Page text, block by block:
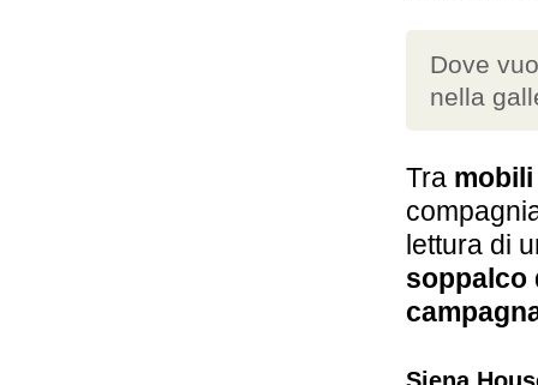
Dove
nella
Tra
lettura di
soppalco